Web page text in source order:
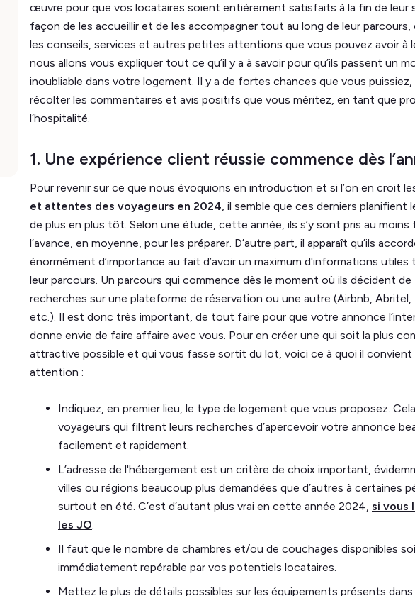
œuvre pour que vos locataires soient entièrement satisfaits à la fin de leur
façon de les accueillir et de les accompagner tout au long de leur parcours,
les conseils, services et autres petites attentions que vous pouvez avoir à
nous allons vous expliquer tout ce qu’il y a à savoir pour qu’ils passent un
inoubliable dans votre logement. Il y a de fortes chances que vous puissiez,
récolter les commentaires et avis positifs que vous méritez, en tant que
l’hospitalité.
1. Une expérience client réussie commence dès
Pour revenir sur ce que nous évoquions en introduction et si l’on en croit
et attentes des voyageurs en 2024, il semble que ces derniers planifient
de plus en plus tôt. Selon une étude, cette année, ils s’y sont pris au moins
l’avance, en moyenne, pour les préparer. D’autre part, il apparaît qu’ils
énormément d’importance au fait d’avoir un maximum d'informations
leur parcours. Un parcours qui commence dès le moment où ils décident de
recherches sur une plateforme de réservation ou une autre (Airbnb, Abritel,
etc.). Il est donc très important, de tout faire pour que votre annonce
donne envie de faire affaire avec vous. Pour en créer une qui soit la plus
attractive possible et qui vous fasse sortit du lot, voici ce à quoi il convient
attention :
Indiquez, en premier lieu, le type de logement que vous proposez.
voyageurs qui filtrent leurs recherches d’apercevoir votre annonce
facilement et rapidement.
L’adresse de l'hébergement est un critère de choix important,
villes ou régions beaucoup plus demandées que d’autres à certaines
surtout en été. C’est d’autant plus vrai en cette année 2024, si vous
les JO.
Il faut que le nombre de chambres et/ou de couchages disponibles
immédiatement repérable par vos potentiels locataires.
Mettez le plus de détails possibles sur les équipements présents dans